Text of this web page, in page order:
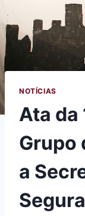
NOTÍCIAS
Ata da
Grupo
a